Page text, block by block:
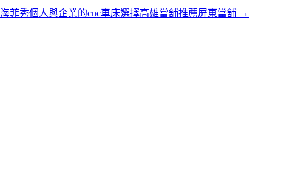
海菲秀個人與企業的cnc車床選擇高雄當舖推薦屏東當舖 →